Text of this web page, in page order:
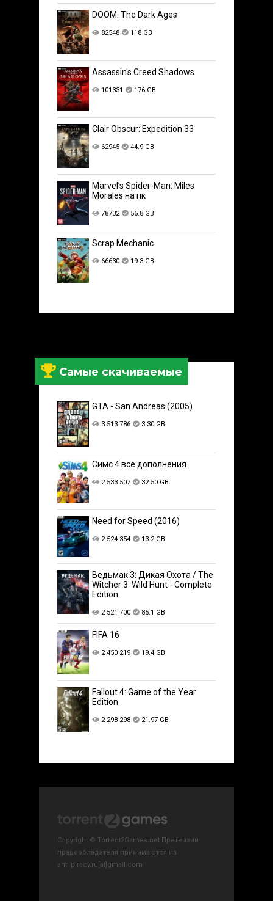
DOOM: The Dark Ages
82548 118 GB
Assassin's Creed Shadows
101331 176 GB
Clair Obscur: Expedition 33
62945 44.9 GB
Marvel’s Spider-Man: Miles
Morales на пк
78732 56.8 GB
Scrap Mechanic
66630 19.3 GB
Самые скачиваемые
GTA - San Andreas (2005)
3 513 786 3.30 GB
Симс 4 все дополнения
2 533 507 32.50 GB
Need for Speed (2016)
2 524 354 13.2 GB
Ведьмак 3: Дикая Охота / The
Witcher 3: Wild Hunt - Complete
Edition
2 521 700 85.1 GB
FIFA 16
2 450 219 19.4 GB
Fallout 4: Game of the Year
Edition
2 298 298 21.97 GB
Copyright © Torrent2Games.net Претензии
правообладателя принимаются на
anti.piracy.ru[at]gmail.com